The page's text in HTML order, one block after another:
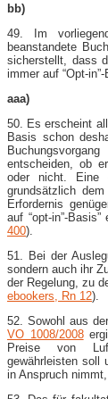
bb)
49. Im
beanstandete
sicherstellt, dass
immer auf “Opt-​
aaa)
50. Es erscheint
Basis schon
entscheiden, ob
oder nicht. Eine
grundsätzlich dem
Erfordernis
auf “opt-​in”-​
400).
51. Bei der
sondern auch ihr
der Regelung, zu
ebookers, Rn 12).
52. Sowohl aus
VO 1008/2008
Preise von
gewährleisten soll
in Anspruch